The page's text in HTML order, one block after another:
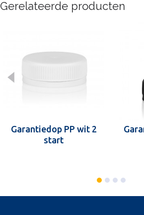
Gerelateerde producten
Garantiedop PP wit 2
start